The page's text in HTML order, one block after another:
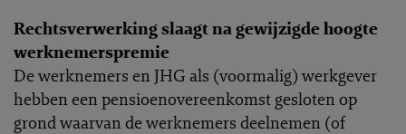
Rechtsverwerking slaagt na gewijzigde hoogte
werknemerspremie
De werknemers en JHG als (voormalig) werkgever
hebben een pensioenovereenkomst gesloten op
grond waarvan de werknemers deelnemen (of